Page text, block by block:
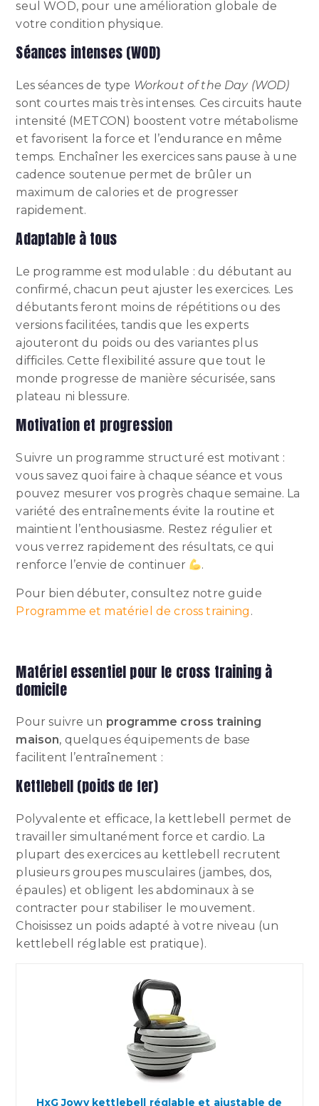
seul WOD, pour une amélioration globale de
votre condition physique.
Séances intenses (WOD)
Les séances de type Workout of the Day (WOD)
sont courtes mais très intenses. Ces circuits haute
intensité (METCON) boostent votre métabolisme
et favorisent la force et l’endurance en même
temps. Enchaîner les exercices sans pause à une
cadence soutenue permet de brûler un
maximum de calories et de progresser
rapidement.
Adaptable à tous
Le programme est modulable : du débutant au
confirmé, chacun peut ajuster les exercices. Les
débutants feront moins de répétitions ou des
versions facilitées, tandis que les experts
ajouteront du poids ou des variantes plus
difficiles. Cette flexibilité assure que tout le
monde progresse de manière sécurisée, sans
plateau ni blessure.
Motivation et progression
Suivre un programme structuré est motivant :
vous savez quoi faire à chaque séance et vous
pouvez mesurer vos progrès chaque semaine. La
variété des entraînements évite la routine et
maintient l’enthousiasme. Restez régulier et
vous verrez rapidement des résultats, ce qui
renforce l’envie de continuer
.
Pour bien débuter, consultez notre guide
Programme et matériel de cross training .
Matériel essentiel pour le cross training à
domicile
Pour suivre un programme cross training
maison, quelques équipements de base
facilitent l’entraînement :
Kettlebell (poids de fer)
Polyvalente et efficace, la kettlebell permet de
travailler simultanément force et cardio. La
plupart des exercices au kettlebell recrutent
plusieurs groupes musculaires (jambes, dos,
épaules) et obligent les abdominaux à se
contracter pour stabiliser le mouvement.
Choisissez un poids adapté à votre niveau (un
kettlebell réglable est pratique).
HxG Jowy kettlebell réglable et ajustable de